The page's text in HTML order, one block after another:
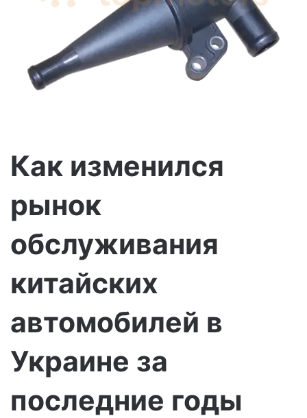
ь
м
о
Как изменился
рынок
обслуживания
китайских
автомобилей в
Украине за
последние годы